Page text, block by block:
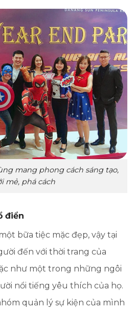
mang phong cách sáng tạo,
mẻ, phá cách
điển
bữa tiệc mặc đẹp, vậy tại
đến với thời trang của
như một trong những ngôi
nổi tiếng yêu thích của họ.
quản lý sự kiện của mình